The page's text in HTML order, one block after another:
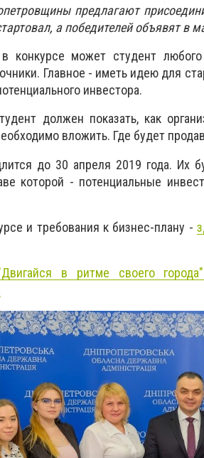
предлагают
а победителей объявят в
конкурсе может студент
Главное - иметь идею для
инвестора.
должен показать, как
вложить. Где будет
до 30 апреля 2019 года. Их
которой - потенциальные
и требования к бизнес-плану -
в ритме своего